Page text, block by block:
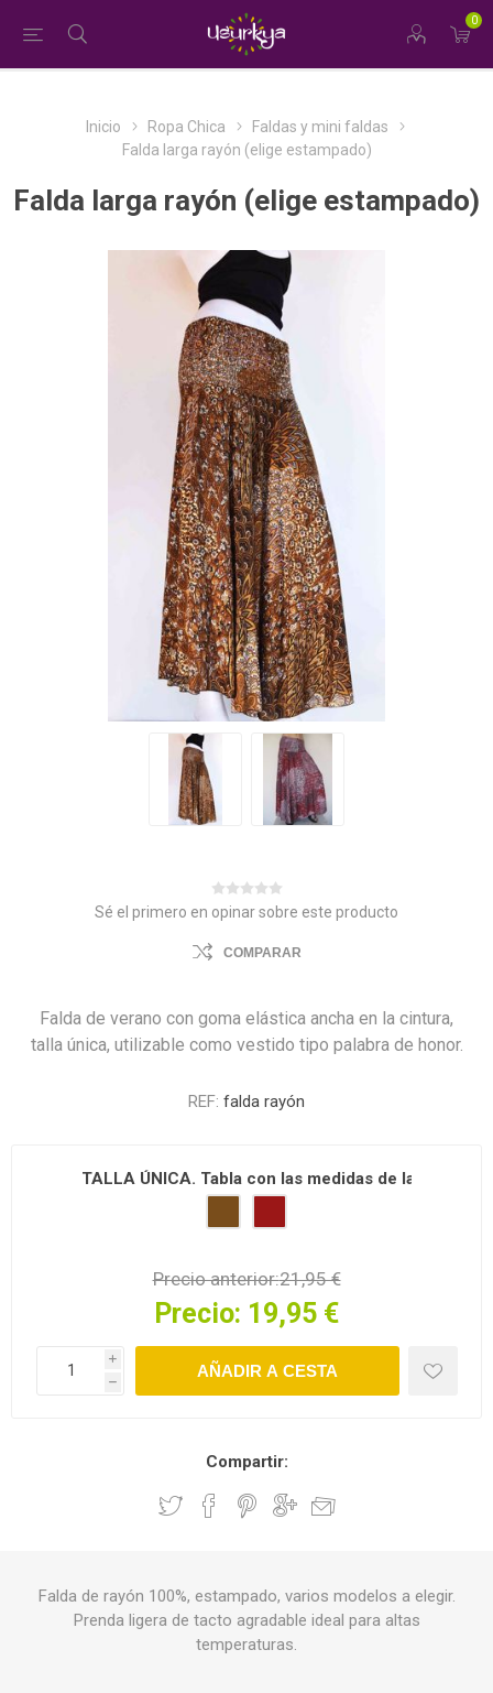
0
Inicio Ropa Chica
Faldas y mini faldas
Falda larga rayón (elige estampado)
Falda larga rayón (elige estampado)
Sé el primero en opinar sobre este producto
COMPARAR
Falda de verano con goma elástica ancha en la cintura,
talla única, utilizable como vestido tipo palabra de honor.
REF: falda rayón
TALLA ÚNICA. Tabla con las medidas de las tallas
Precio anterior:21,95 €
Precio: 19,95 €
i
h
Compartir:
Falda de rayón 100%, estampado, varios modelos a elegir.
Prenda ligera de tacto agradable ideal para altas
temperaturas.